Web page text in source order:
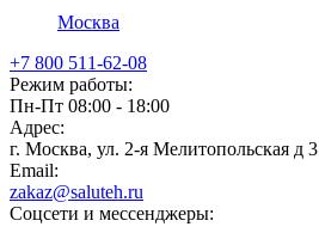
Москва
+7 800 511-62-08
Режим работы:
Пн-Пт 08:00 - 18:00
Адрес:
г. Москва, ул. 2-я Мелитопольская д 3
Email:
zakaz@saluteh.ru
Соцсети и мессенджеры: